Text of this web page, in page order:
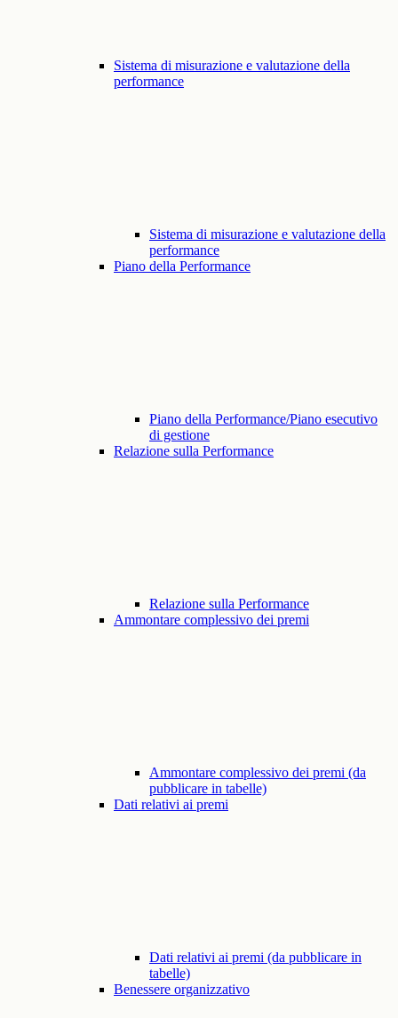
Sistema di misurazione e valutazione della
performance
Sistema di misurazione e valutazione della
performance
Piano della Performance
Piano della Performance/Piano esecutivo
di gestione
Relazione sulla Performance
Relazione sulla Performance
Ammontare complessivo dei premi
Ammontare complessivo dei premi (da
pubblicare in tabelle)
Dati relativi ai premi
Dati relativi ai premi (da pubblicare in
tabelle)
Benessere organizzativo